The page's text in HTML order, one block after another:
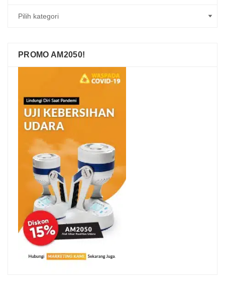
PROMO AM2050!